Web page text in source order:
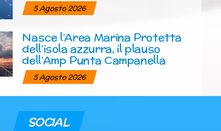
5 Agosto 2026
Nasce l’Area Marina Protetta
dell’isola azzurra, il plauso
dell’Amp Punta Campanella
5 Agosto 2026
SOCIAL